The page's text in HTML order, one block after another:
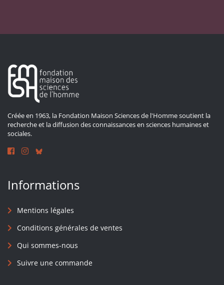
Créée en 1963, la Fondation Maison Sciences de l'Homme soutient la
recherche et la diffusion des connaissances en sciences humaines et
sociales.
Informations
Mentions légales
Conditions générales de ventes
Qui sommes-nous
Suivre une commande